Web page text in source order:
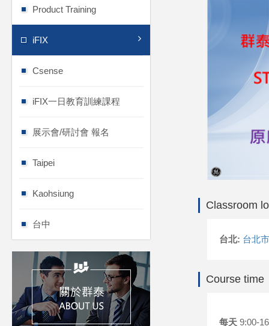
Product Training
iFIX
Csense
iFIX一日教育訓練課程
展示會/研討會 報名
Taipei
Kaohsiung
台中
Classroom
台北: 台北
Course time
每天 9:00-